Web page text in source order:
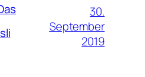
30.
September
2019